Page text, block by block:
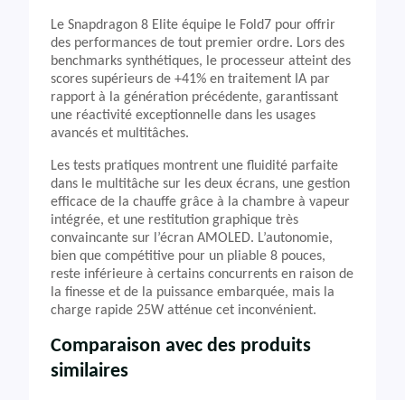
Le Snapdragon 8 Elite équipe le Fold7 pour offrir
des performances de tout premier ordre. Lors des
benchmarks synthétiques, le processeur atteint des
scores supérieurs de +41% en traitement IA par
rapport à la génération précédente, garantissant
une réactivité exceptionnelle dans les usages
avancés et multitâches.
Les tests pratiques montrent une fluidité parfaite
dans le multitâche sur les deux écrans, une gestion
efficace de la chauffe grâce à la chambre à vapeur
intégrée, et une restitution graphique très
convaincante sur l’écran AMOLED. L’autonomie,
bien que compétitive pour un pliable 8 pouces,
reste inférieure à certains concurrents en raison de
la finesse et de la puissance embarquée, mais la
charge rapide 25W atténue cet inconvénient.
Comparaison avec des produits
similaires